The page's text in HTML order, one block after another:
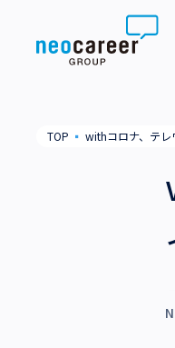
TOP ▪ withコロナ、テ